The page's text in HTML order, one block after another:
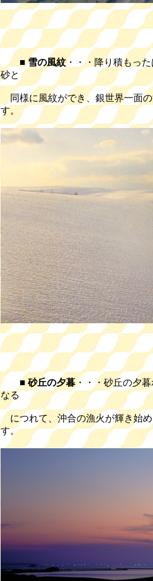
■雪の風紋・・・降り積もっ
砂と
同様に風紋ができ、銀世界一面
す。
■ 砂丘の夕暮 ・・・砂丘の夕
なる
につれて、沖合の漁火が輝き始め
す。